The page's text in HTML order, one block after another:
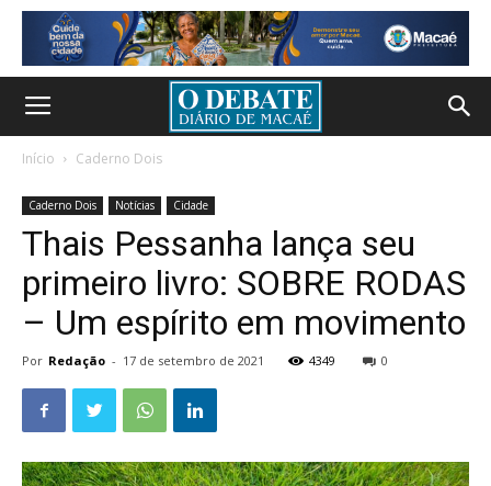
Início Caderno Dois
Caderno Dois Notícias Cidade
Thais Pessanha lança seu
primeiro livro: SOBRE RODAS
– Um espírito em movimento
Por Redação - 17 de setembro de 2021 4349 0